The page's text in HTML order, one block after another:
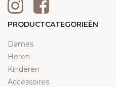
PRODUCTCATEGORIEËN
Dames
Heren
Kinderen
Accessoires